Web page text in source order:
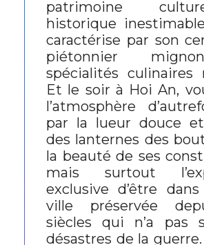
patrimoine
historique
caractérise par son
piétonnier
spécialités culinaires
Et le soir à Hoi An,
l’atmosphère
par la lueur douce
des lanternes des
la beauté de ses
mais surtout
exclusive d’être dans
ville préservée
siècles qui n’a pas
désastres de la